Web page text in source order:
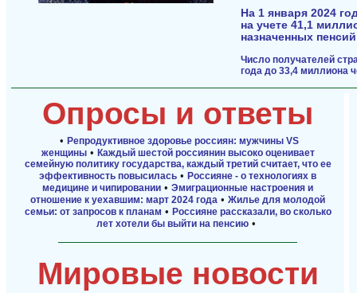
На 1 января 2024
на учете 41,1
назначенных
Число получателей
года до 33,4 миллиона
Опросы и ответы
• Репродуктивное здоровье россиян: мужчины VS
женщины• Каждый шестой россиянин высоко оценивает
семейную политику государства, каждый третий считает, что ее
эффективность повысилась • Россияне - о технологиях в
медицине и чипировании • Эмиграционные настроения и
отношение к уехавшим: март 2024 года • Жилье для молодой
семьи: от запросов к планам • Россияне рассказали, во сколько
лет хотели бы выйти на пенсию •
Мировые новости